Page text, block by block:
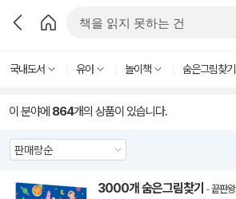
국내도서 유아 놀이책 숨은그림찾기
이 분야에 864개의 상품이 있습니다.
3000개 숨은그림찾기 -끝판